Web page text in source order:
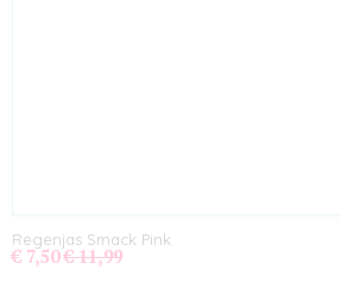
Regenjas Smack Pink
€ 7,50 € 11,99